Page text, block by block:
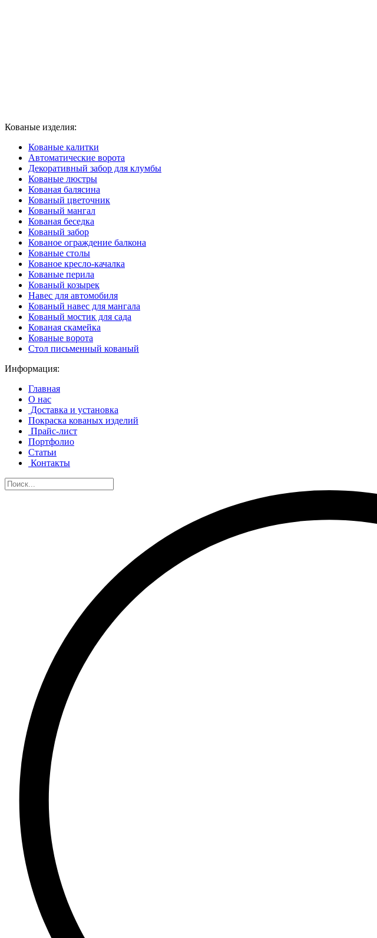
Кованые изделия:
Кованые калитки
Автоматические ворота
Декоративный забор для клумбы
Кованые люстры
Кованая балясина
Кованый цветочник
Кованый мангал
Кованая беседка
Кованый забор
Кованое ограждение балкона
Кованые столы
Кованое кресло-качалка
Кованые перила
Кованый козырек
Навес для автомобиля
Кованый навес для мангала
Кованый мостик для сада
Кованая скамейка
Кованые ворота
Стол письменный кованый
Информация:
Главная
О нас
Доставка и установка
Покраска кованых изделий
Прайс-лист
Портфолио
Статьи
Контакты